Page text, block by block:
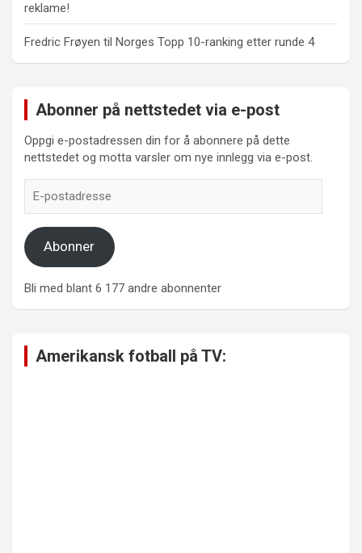
reklame!
Fredric Frøyen til Norges Topp 10-ranking etter runde 4
Abonner på nettstedet via e-post
Oppgi e-postadressen din for å abonnere på dette
nettstedet og motta varsler om nye innlegg via e-post.
postadresse
Abonner
Bli med blant 6 177 andre abonnenter
Amerikansk fotball på TV: